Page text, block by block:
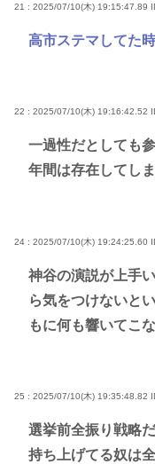
21 : 2025/07/10(木) 19:15:47.89
高市ステマしてた
22 : 2025/07/10(木) 19:16:42.52
一過性だとしても
年間は存在してし
24 : 2025/07/10(木) 19:24:25.60
神谷の演説が上手
ら気をつけないと
もに何も響いてこ
25 : 2025/07/10(木) 19:35:48.82
選挙前全振り戦略
持ち上げてる奴は